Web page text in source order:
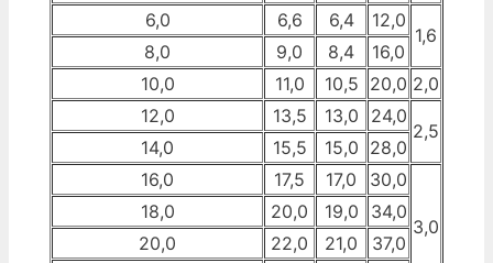
6,0
6,6 6,4 12,0
1,6
8,0 9,0 8,4
16,0
10,0
11,0 10,5 20,0 2,0
12,0
13,5 13,0 24,0
2,5
14,0 15,5 15,0 28,0
16,0
17,5 17,0 30,0
3,0
18,0 20,0 19,0
34,0
20,0
22,0 21,0 37,0